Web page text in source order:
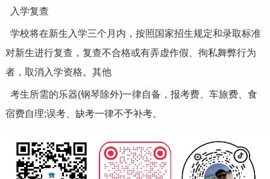
入学复查
学校将在新生入学三个月内，按照国家招生规定和录取标准
对新生进行复查，复查不合格或有弄虚作假、徇私舞弊行为
者，取消入学资格。其他
考生所需的乐器(钢琴除外)一律自备，报考费、车旅费、食
宿费自理;误考、缺考一律不予补考。